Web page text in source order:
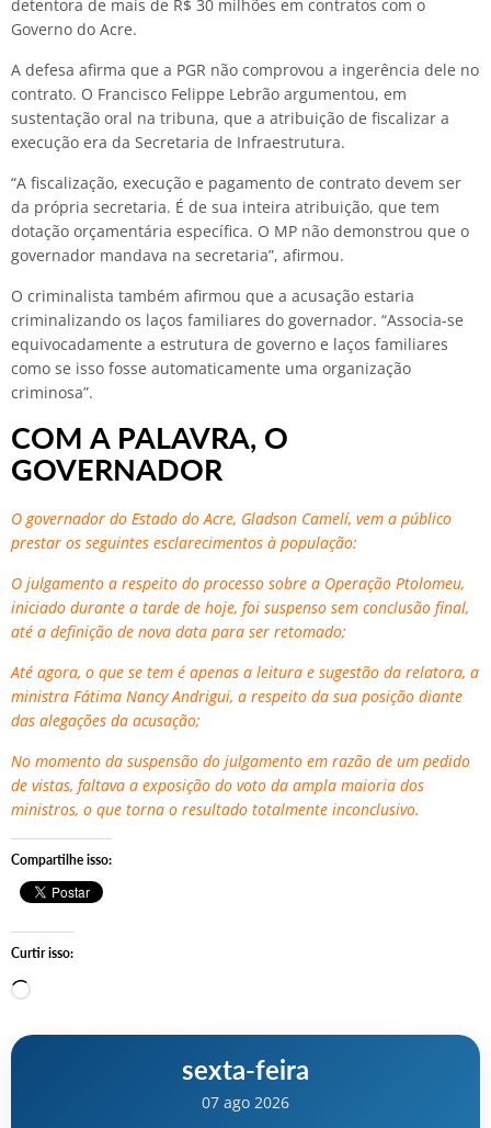
detentora de mais de R$ 30 milhões em contratos com o
Governo do Acre.
A defesa afirma que a PGR não comprovou a ingerência dele no
contrato. O Francisco Felippe Lebrão argumentou, em
sustentação oral na tribuna, que a atribuição de fiscalizar a
execução era da Secretaria de Infraestrutura.
“A fiscalização, execução e pagamento de contrato devem ser
da própria secretaria. É de sua inteira atribuição, que tem
dotação orçamentária específica. O MP não demonstrou que o
governador mandava na secretaria”, afirmou.
O criminalista também afirmou que a acusação estaria
criminalizando os laços familiares do governador. “Associa-se
equivocadamente a estrutura de governo e laços familiares
como se isso fosse automaticamente uma organização
criminosa”.
COM A PALAVRA, O
GOVERNADOR
O governador do Estado do Acre, Gladson Camelí, vem a público
prestar os seguintes esclarecimentos à população:
O julgamento a respeito do processo sobre a Operação Ptolomeu,
iniciado durante a tarde de hoje, foi suspenso sem conclusão final,
até a definição de nova data para ser retomado;
Até agora, o que se tem é apenas a leitura e sugestão da relatora, a
ministra Fátima Nancy Andrigui, a respeito da sua posição diante
das alegações da acusação;
No momento da suspensão do julgamento em razão de um pedido
de vistas, faltava a exposição do voto da ampla maioria dos
ministros, o que torna o resultado totalmente inconclusivo.
Compartilhe isso:
Curtir isso:
Carregando…
sexta-feira
07 ago 2026